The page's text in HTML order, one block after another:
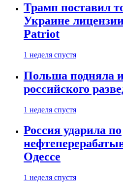
Трамп поставил
Украине
Patriot
1 неделя спустя
Польша подняла
российского
1 неделя спустя
Россия ударила по
Одессе
1 неделя спустя